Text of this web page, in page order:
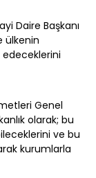
Daire Başkanı
ülkenin
Genel
olarak; bu
ve bu
kurumlarla